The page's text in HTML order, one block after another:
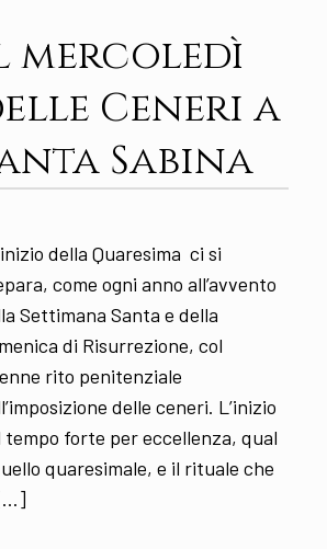
mercoledì
Ceneri a
Sabina
della Quaresima ci si
come ogni anno all’avvento
Settimana Santa e della
di Risurrezione, col
rito penitenziale
delle ceneri. L’inizio
tempo forte per eccellenza, qual
quaresimale, e il rituale che